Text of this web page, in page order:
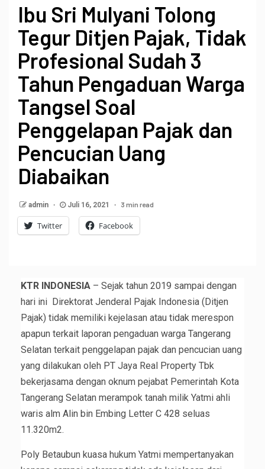
Ibu Sri Mulyani Tolong
Tegur Ditjen Pajak, Tidak
Profesional Sudah 3
Tahun Pengaduan Warga
Tangsel Soal
Penggelapan Pajak dan
Pencucian Uang
Diabaikan
admin Juli 16, 2021 3 min read
Twitter Facebook
KTR INDONESIA – Sejak tahun 2019 sampai dengan
hari ini Direktorat Jenderal Pajak Indonesia (Ditjen
Pajak) tidak memiliki kejelasan atau tidak merespon
apapun terkait laporan pengaduan warga Tangerang
Selatan terkait penggelapan pajak dan pencucian uang
yang dilakukan oleh PT Jaya Real Property Tbk
bekerjasama dengan oknum pejabat Pemerintah Kota
Tangerang Selatan merampok tanah milik Yatmi ahli
waris alm Alin bin Embing Letter C 428 seluas
11.320m2.
Poly Betaubun kuasa hukum Yatmi mempertanyakan